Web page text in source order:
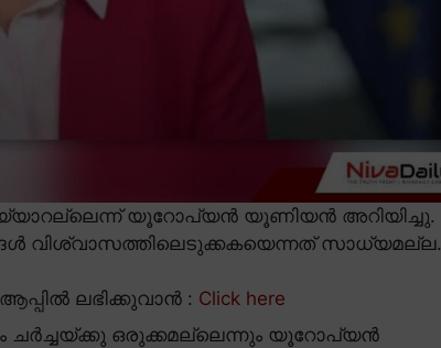
യൂറോപ്യൻ യൂണിയൻ അറിയിച്ചു.
വിശ്വാസത്തിലെടുക്കകയെന്നത് സാധ്യമല്ല.
ലഭിക്കുവാൻ : Click here
ചർച്ചയ്ക്കു ഒരുക്കമല്ലെന്നും യൂറോപ്യൻ